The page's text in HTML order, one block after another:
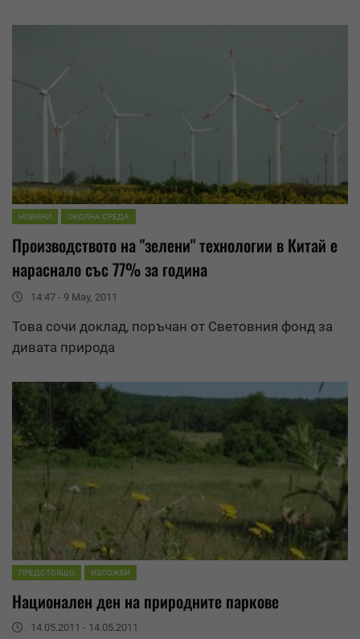
НОВИНИ ОКОЛНА СРЕДА
Производството на "зелени" технологии в Китай е
нараснало със 77% за година
14:47 - 9 May, 2011
Това сочи доклад, поръчан от Световния фонд за
дивата природа
ПРЕДСТОЯЩО ИЗЛОЖБИ
Национален ден на природните паркове
14.05.2011 - 14.05.2011